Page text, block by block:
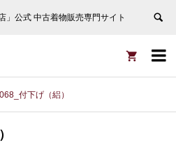
」公式 中古着物販売専門サイト


付下げ（絽）